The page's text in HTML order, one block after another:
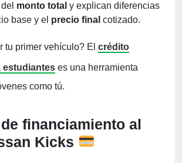
monto total y explican diferencias
base y el precio final cotizado.
tu primer vehículo? El crédito
estudiantes es una herramienta
como tú.
financiamiento al
Kicks